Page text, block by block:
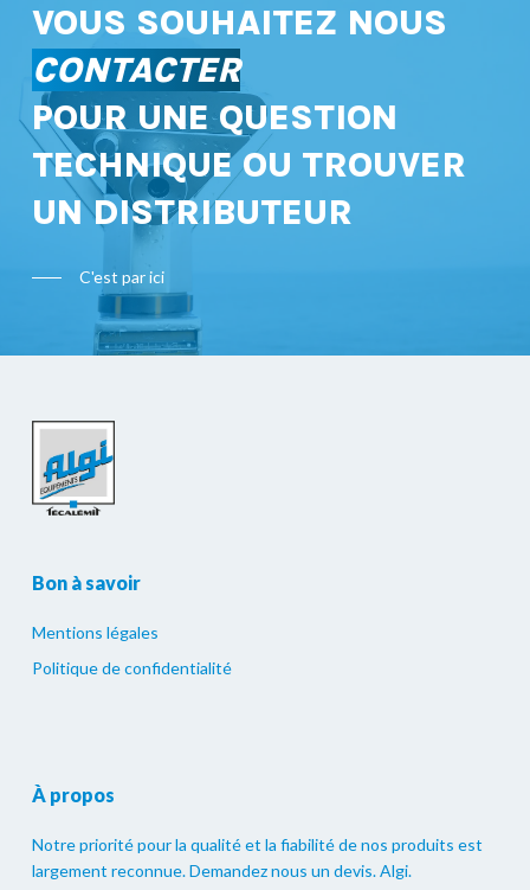
VOUS SOUHAITEZ NOUS
CONTACTER
POUR UNE QUESTION
TECHNIQUE OU TROUVER
UN DISTRIBUTEUR
C'est par ici
Bon à savoir
Mentions légales
Politique de confidentialité
À propos
Notre priorité pour la qualité et la fiabilité de nos produits est
largement reconnue. Demandez nous un devis. Algi.